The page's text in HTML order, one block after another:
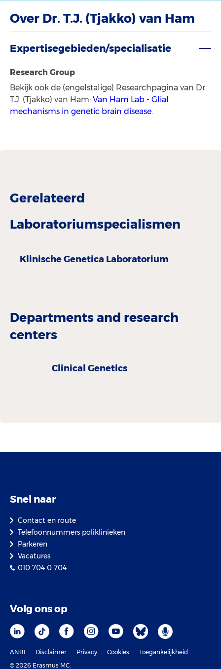
Over Dr. T.J. (Tjakko) van Ham
Expertisegebieden/specialisatie
Research Group
Bekijk ook de (engelstalige) Researchpagina van Dr.
T.J. (Tjakko) van Ham: Van Ham Lab - Glial
mechanisms in genetic brain disease.
Gerelateerd
Laboratoriumspecialismen
Klinische Genetica Laboratorium
Departments and research
centers
Clinical Genetics
Snel naar
Contact en route
Telefoonnummers poliklinieken
Parkeren
Vacatures
010 704 0 704
Volg ons op
ANBI Disclaimer Privacy Cookies
Toegankelijkheid
© 2026 Erasmus MC.